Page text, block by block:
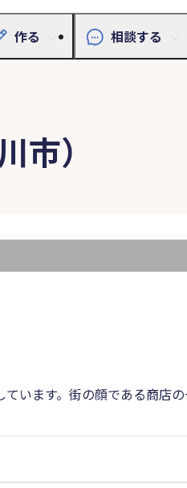
作る 相談する
市）
います。街の顔である商店の